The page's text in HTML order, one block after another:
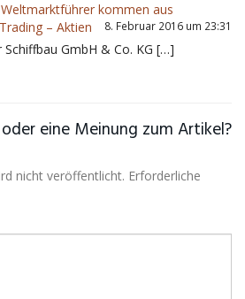
kommen aus
– Aktien
8. Februar 2016 um 23:31
GmbH & Co. KG […]
eine Meinung zum Artikel?
nicht veröffentlicht. Erforderliche